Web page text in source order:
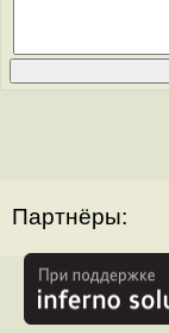
Партнёры: